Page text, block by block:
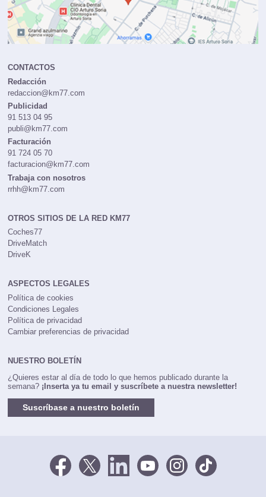
CONTACTOS
Redacción
redaccion@km77.com
Publicidad
91 513 04 95
publi@km77.com
Facturación
91 724 05 70
facturacion@km77.com
Trabaja con nosotros
rrhh@km77.com
OTROS SITIOS DE LA RED KM77
Coches77
DriveMatch
DriveK
ASPECTOS LEGALES
Política de cookies
Condiciones Legales
Política de privacidad
Cambiar preferencias de privacidad
NUESTRO BOLETÍN
¿Quieres estar al día de todo lo que hemos publicado durante la
semana? ¡Inserta ya tu email y suscríbete a nuestra newsletter!
Suscríbase a nuestro boletín